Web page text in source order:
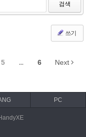
검색
쓰기
5 ... 6 Next
PC